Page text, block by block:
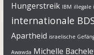
Hungerstreik IBM illegale
internationale
Apartheid israelische
Awawda Michelle